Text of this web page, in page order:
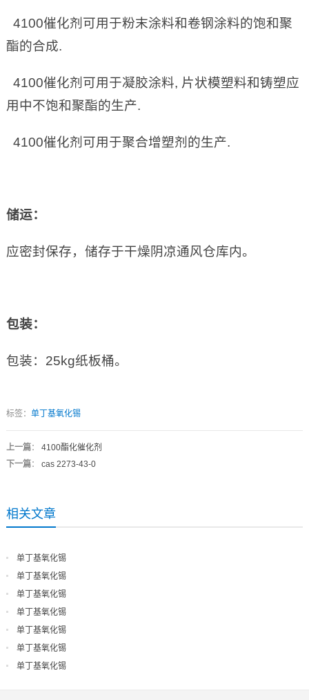
4100催化剂可用于粉末涂料和卷钢涂料的饱和聚
酯的合成.
4100催化剂可用于凝胶涂料, 片状模塑料和铸塑应
用中不饱和聚酯的生产.
4100催化剂可用于聚合增塑剂的生产.
储运：
应密封保存，储存于干燥阴凉通风仓库内。
包装：
包装：25kg纸板桶。
标签： 单丁基氧化锡
上一篇： 4100酯化催化剂
下一篇： cas 2273-43-0
相关文章
单丁基氧化锡
单丁基氧化锡
单丁基氧化锡
单丁基氧化锡
单丁基氧化锡
单丁基氧化锡
单丁基氧化锡